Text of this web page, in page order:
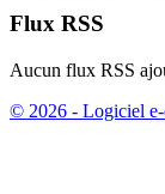
Flux RSS
Aucun flux RSS
© 2026 - Logiciel